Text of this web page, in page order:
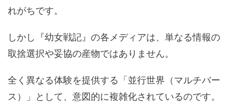
れがちです。
しかし『幼女戦記』の各メディアは、単なる情報の
取捨選択や妥協の産物ではありません。
全く異なる体験を提供する「並行世界（マルチバー
ス）」として、意図的に複雑化されているのです。